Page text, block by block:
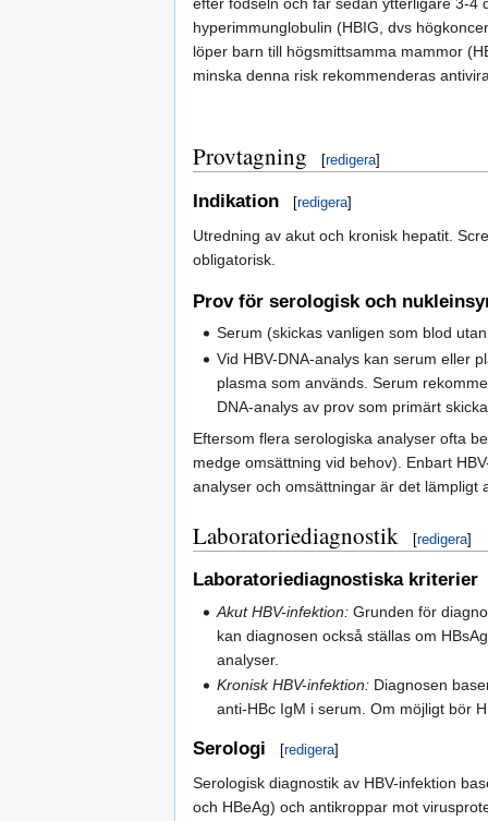
efter födseln och får sedan ytterligare 3-4
hyperimmunglobulin (HBIG, dvs
löper barn till högsmittsamma mammor
minska denna risk rekommenderas
Provtagning [redigera]
Indikation [redigera]
Utredning av akut och kronisk hepatit.
obligatorisk.
Prov för serologisk och
Serum (skickas vanligen som blod
Vid HBV-DNA-analys kan serum eller
plasma som används. Serum
DNA-analys av prov som primärt
Eftersom flera serologiska analyser ofta
medge omsättning vid behov). Enbart
analyser och omsättningar är det lämpligt
Laboratoriediagnostik [redigera]
Laboratoriediagnostiska kriterier
Akut HBV-infektion: Grunden för
kan diagnosen också ställas om
analyser.
Kronisk HBV-infektion: Diagnosen
anti-HBc IgM i serum. Om möjligt bör
Serologi [redigera]
Serologisk diagnostik av HBV-infektion
och HBeAg) och antikroppar mot